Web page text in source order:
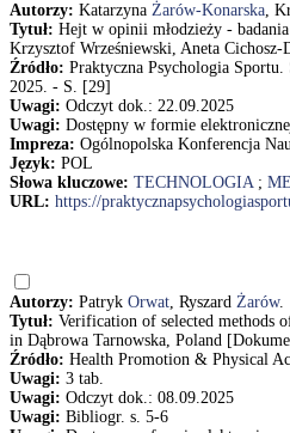
Autorzy: Katarzyna Żarów-Konarska,
Tytuł: Hejt w opinii młodzieży -
Krzysztof Wrześniewski, Aneta Cichosz-
Źródło: Praktyczna Psychologia
2025. - S. [29]
Uwagi: Odczyt dok.: 22.09.2025
Uwagi: Dostępny w formie
Impreza: Ogólnopolska Konferencja
Język: POL
Słowa kluczowe: TECHNOLOGIA;
URL: https://
Autorzy: Patryk Orwat, Ryszard Żarów.
Tytuł: Verification of selected methods
in Dąbrowa Tarnowska, Poland
Źródło: Health Promotion & Physical
Uwagi: 3 tab.
Uwagi: Odczyt dok.: 08.09.2025
Uwagi: Bibliogr. s. 5-6